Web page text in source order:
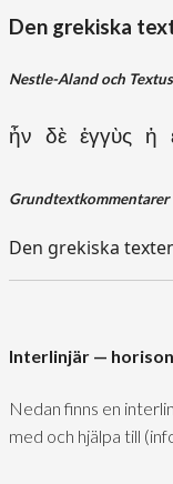
Den grekiska
Nestle-Aland och
ἦν δὲ ἐγγὺς ἡ
Grundtextkommentarer
Den grekiska
Interlinjär —
Nedan finns en
med och hjälpa till